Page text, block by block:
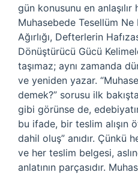
gün konusunu en anlaşılır
Muhasebede Tesellüm Ne
Ağırlığı, Defterlerin
Dönüştürücü Gücü
taşımaz; aynı zamanda
ve yeniden yazar.
demek?” sorusu ilk
gibi görünse de,
bu ifade, bir teslim alışın
dahil oluş” anıdır. Çünkü
ve her teslim belgesi,
anlatının parçasıdır.